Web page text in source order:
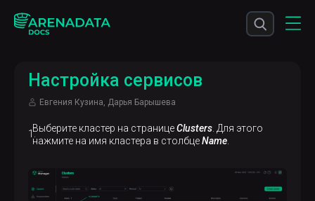
Настройка сервисов
Евгения Кузина, Дарья Барышева
Выберите кластер на страницеClusters . Для этого
нажмите на имя кластера в столбцеName